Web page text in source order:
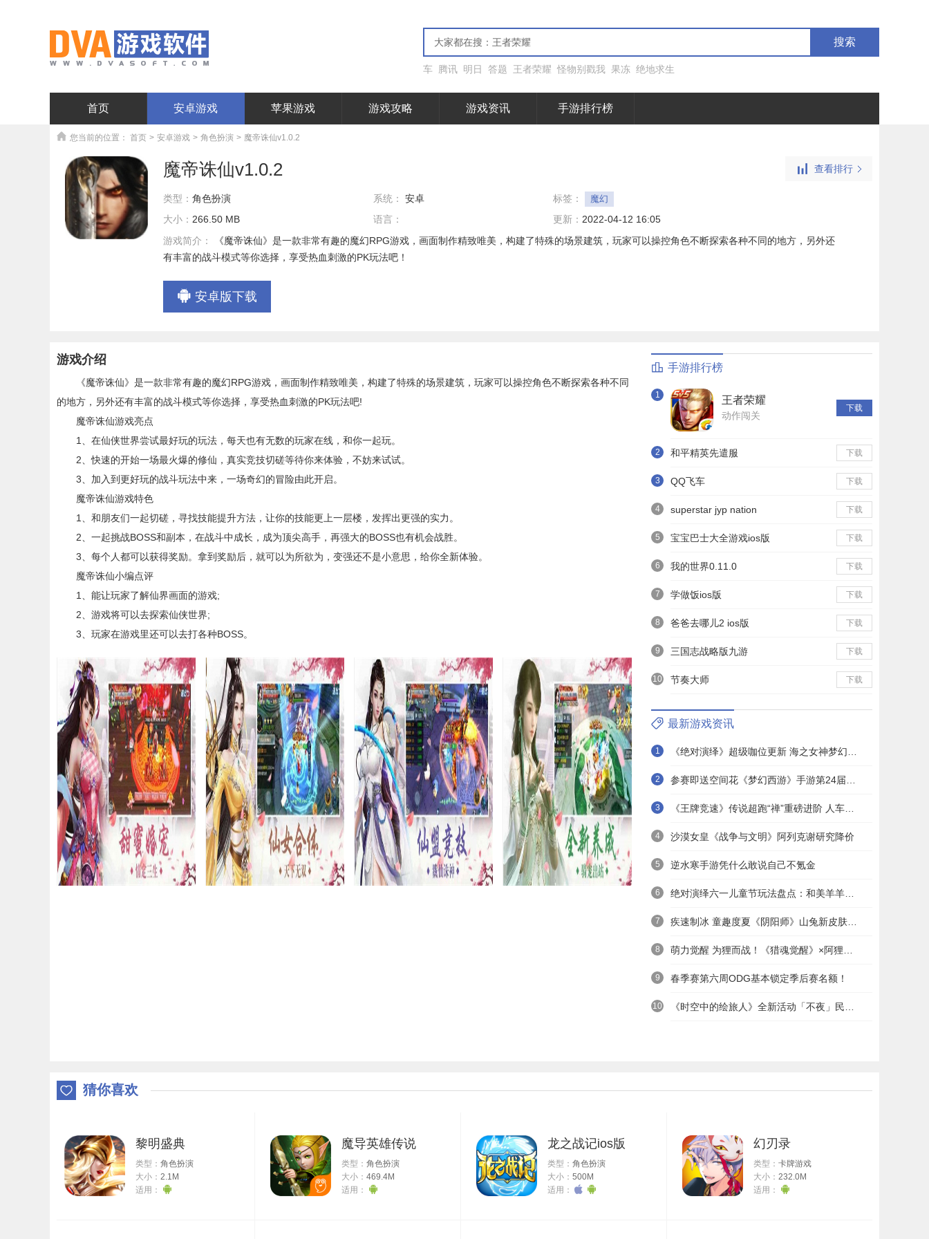
搜索
车 腾讯 明日 答题 王者荣耀 怪物别戳我 果冻 绝地求生
首页 安卓游戏 苹果游戏 游戏攻略 游戏资讯 手游排行榜
您当前的位置： 首页 > 安卓游戏 > 角色扮演 > 魔帝诛仙v1.0.2
魔帝诛仙v1.0.2
类型： 角色扮演 系统： 安卓 标签： 魔幻
大小： 266.50 MB 语言： 更新： 2022-04-12 16:05
游戏简介：
《魔帝诛仙》是一款非常有趣的魔幻RPG游戏，画面制作精致唯美，构建了特殊的场景建筑，玩家可以操控角色不断探索各种不同的地方，另外还
有丰富的战斗模式等你选择，享受热血刺激的PK玩法吧！
安卓版下载
查看排行
游戏介绍
《魔帝诛仙》是一款非常有趣的魔幻RPG游戏，画面制作精致唯美，构建了特殊的场景建筑，玩家可以操控角色不断探索各种不同
的地方，另外还有丰富的战斗模式等你选择，享受热血刺激的PK玩法吧!
魔帝诛仙游戏亮点
1、在仙侠世界尝试最好玩的玩法，每天也有无数的玩家在线，和你一起玩。
2、快速的开始一场最火爆的修仙，真实竞技切磋等待你来体验，不妨来试试。
3、加入到更好玩的战斗玩法中来，一场奇幻的冒险由此开启。
魔帝诛仙游戏特色
1、和朋友们一起切磋，寻找技能提升方法，让你的技能更上一层楼，发挥出更强的实力。
2、一起挑战BOSS和副本，在战斗中成长，成为顶尖高手，再强大的BOSS也有机会战胜。
3、每个人都可以获得奖励。拿到奖励后，就可以为所欲为，变强还不是小意思，给你全新体验。
魔帝诛仙小编点评
1、能让玩家了解仙界画面的游戏;
2、游戏将可以去探索仙侠世界;
3、玩家在游戏里还可以去打各种BOSS。
手游排行榜
1 王者荣耀
动作闯关
下载
2 和平精英先遣服 下载
3 QQ飞车 下载
4 superstar jyp nation 下载
5 宝宝巴士大全游戏ios版 下载
6 我的世界0.11.0 下载
7 学做饭ios版 下载
8 爸爸去哪儿2 ios版 下载
9 三国志战略版九游 下载
10 节奏大师 下载
最新游戏资讯
1
2
3
4 沙漠女皇《战争与文明》阿列克谢研究降价
5 逆水寒手游凭什么敢说自己不氪金
6
7
8
9 春季赛第六周ODG基本锁定季后赛名额！
10
猜你喜欢
黎明盛典
类型： 角色扮演
大小： 2.1M
适用：
魔导英雄传说
类型： 角色扮演
大小： 469.4M
适用：
龙之战记ios版
类型： 角色扮演
大小： 500M
适用：
幻刃录
类型： 卡牌游戏
大小： 232.0M
适用：